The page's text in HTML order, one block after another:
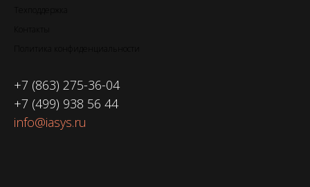
+7 (863) 275-36-04
+7 (499) 938 56 44
info@iasys.ru